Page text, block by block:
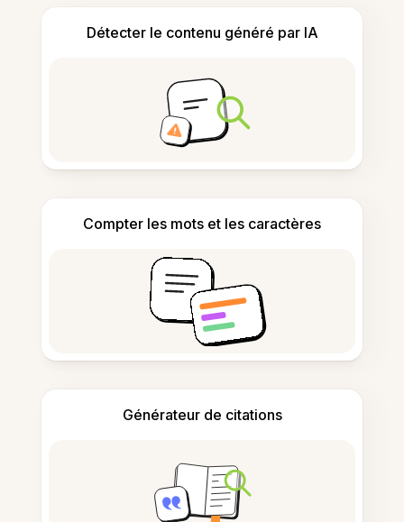
Détecter le contenu généré par IA
Compter les mots et les caractères
Générateur de citations